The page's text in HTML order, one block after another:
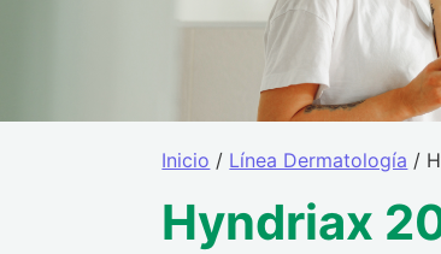
Inicio / Línea Dermatología /
Hyndriax